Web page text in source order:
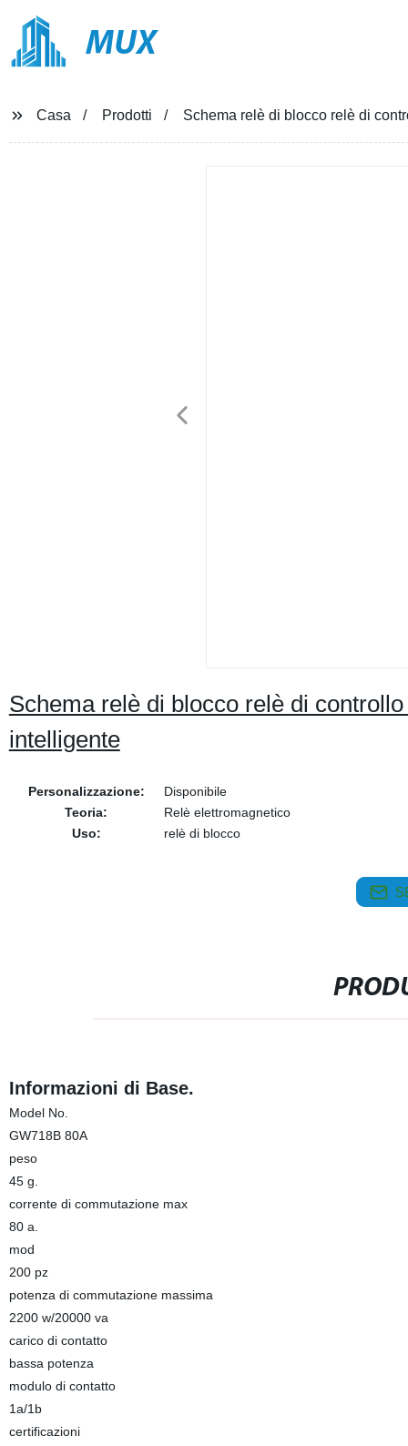
MUX
Casa Prodotti Schema relè di blocco relè di
Schema relè di blocco relè di
intelligente
Personalizzazione:
Disponibile
Teoria:
Relè elettromagnetico
Uso:
relè di blocco
Informazioni di Base.
Model No.
GW718B 80A
peso
45 g.
corrente di commutazione max
80 a.
mod
200 pz
potenza di commutazione massima
2200 w/20000 va
carico di contatto
bassa potenza
modulo di contatto
1a/1b
certificazioni